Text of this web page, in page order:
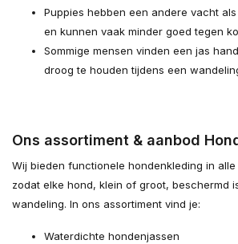
Puppies hebben een andere vacht
en kunnen vaak minder goed tegen
Sommige mensen vinden een jas
droog te houden tijdens een
Ons assortiment & aanbod
Wij bieden functionele hondenkleding in
zodat elke hond, klein of groot, beschermd
wandeling. In ons assortiment vind je:
Waterdichte hondenjassen